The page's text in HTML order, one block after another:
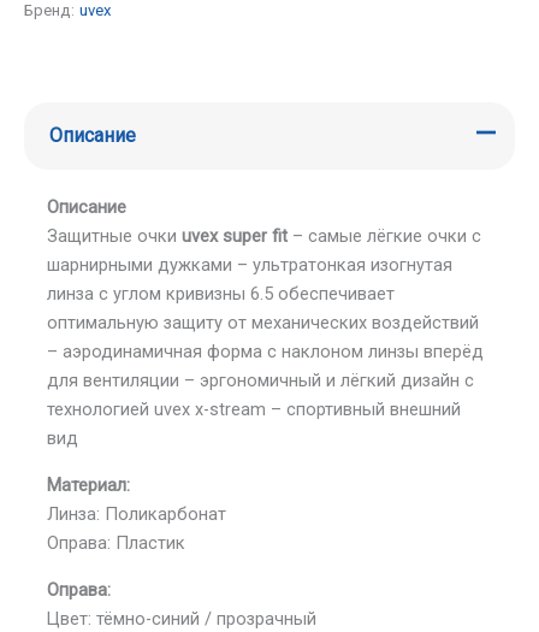
Бренд: uvex
Описание
Описание
Защитные очки uvex super fit– самые лёгкие очки с
шарнирными дужками – ультратонкая изогнутая
линза с углом кривизны 6.5 обеспечивает
оптимальную защиту от механических воздействий
– аэродинамичная форма с наклоном линзы вперёд
для вентиляции – эргономичный и лёгкий дизайн с
технологией uvex x-stream – спортивный внешний
вид
Материал:
Линза: Поликарбонат
Оправа: Пластик
Оправа:
Цвет: тёмно-синий / прозрачный